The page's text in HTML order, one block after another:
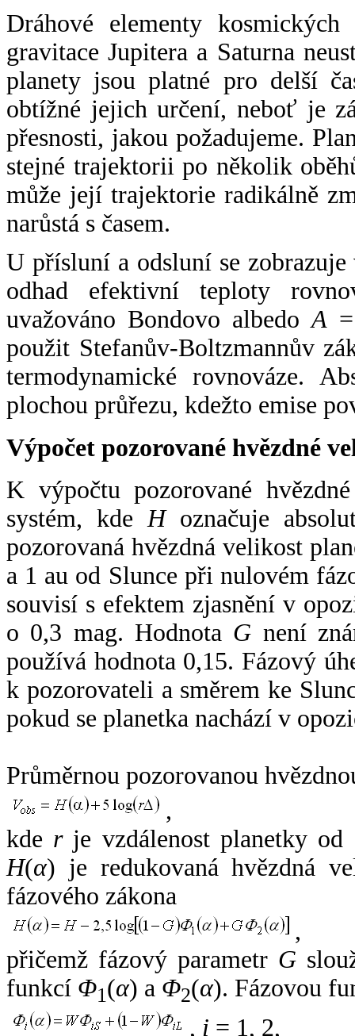
Dráhové elementy
gravitace Jupitera a Saturna
planety jsou platné pro delší
obtížné jejich určení, neboť je
přesnosti, jakou požadujeme.
stejné trajektorii po několik
může její trajektorie radikálně
narůstá s časem.
U přísluní a odsluní se
odhad efektivní teploty
uvažováno Bondovo albedoA
použit Stefanův-Boltzmannův
termodynamické rovnováze.
plochou průřezu, kdežto emise
Výpočet pozorované hvězdné
K výpočtu pozorované
systém, kde Hoznačuje
pozorovaná hvězdná velikost
a 1 au od Slunce při nulovém
souvisí s efektem zjasnění v
o 0,3 mag. Hodnota G není
používá hodnota 0,15. Fázový
k pozorovateli a směrem ke
pokud se planetka nachází v
Průměrnou pozorovanou
,
kde rje vzdálenost planetky od
H(α) je redukovaná hvězdná
fázového zákona
,
přičemž fázový parametr G
funkcí Φ1(α) a Φ2(α). Fázovou
, i = 1, 2,